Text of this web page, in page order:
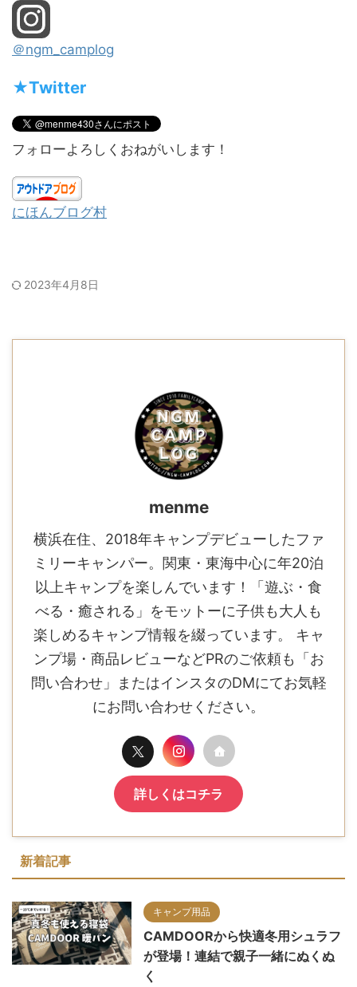
＠ngm_camplog
★Twitter
フォローよろしくおねがいします！
にほんブログ村
2023年4月8日
menme
横浜在住、2018年キャンプデビューしたファ
ミリーキャンパー。関東・東海中心に年20泊
以上キャンプを楽しんでいます！「遊ぶ・食
べる・癒される」をモットーに子供も大人も
楽しめるキャンプ情報を綴っています。 キャ
ンプ場・商品レビューなどPRのご依頼も「お
問い合わせ」またはインスタのDMにてお気軽
にお問い合わせください。
詳しくはコチラ
新着記事
キャンプ用品
CAMDOORから快適冬用シュラフ
が登場！連結で親子一緒にぬくぬ
く